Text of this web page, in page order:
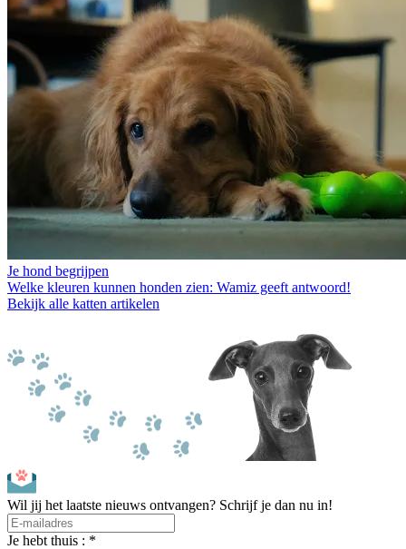
Je hond begrijpen
Welke kleuren kunnen honden zien: Wamiz geeft antwoord!
Bekijk alle katten artikelen
Wil jij het laatste nieuws ontvangen? Schrijf je dan nu in!
Je hebt thuis : *